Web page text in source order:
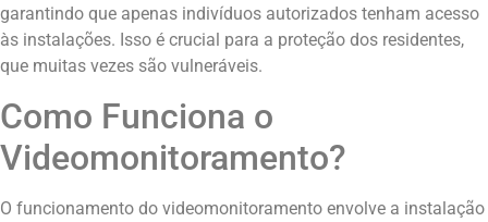
garantindo que apenas indivíduos autorizados tenham acesso
às instalações. Isso é crucial para a proteção dos residentes,
que muitas vezes são vulneráveis.
Como Funciona o
Videomonitoramento?
O funcionamento do videomonitoramento envolve a instalação